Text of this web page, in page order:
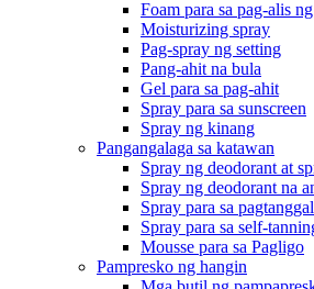
Foam para sa pag-alis
Moisturizing spray
Pag-spray ng setting
Pang-ahit na bula
Gel para sa pag-ahit
Spray para sa sunscreen
Spray ng kinang
Pangangalaga sa katawan
Spray ng deodorant at
Spray ng deodorant na
Spray para sa
Spray para sa self-
Mousse para sa Pagligo
Pampresko ng hangin